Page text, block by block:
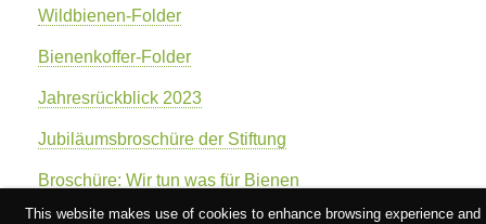
Wildbienen-Folder
Bienenkoffer-Folder
Jahresrückblick 2023
Jubiläumsbroschüre der Stiftung
Broschüre: Wir tun was für Bienen
This website makes use of cookies to enhance browsing experience and